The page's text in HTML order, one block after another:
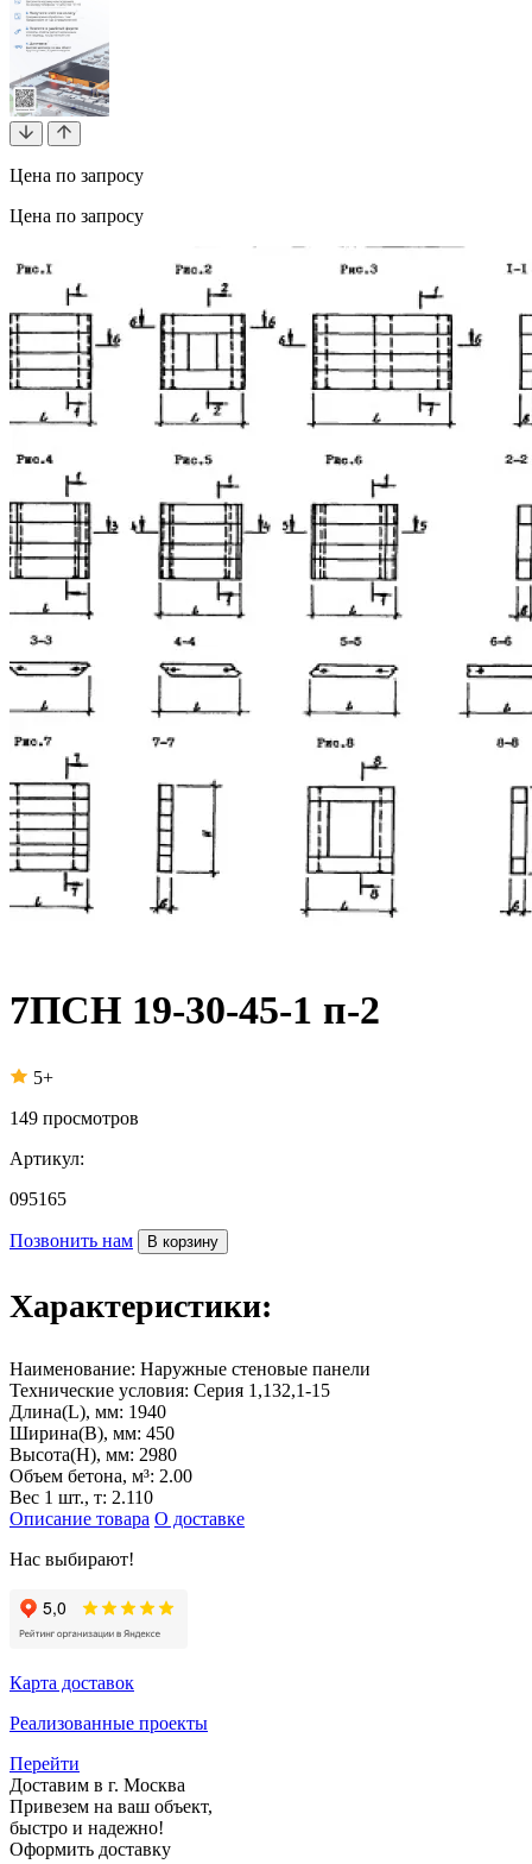
Цена по запросу
Цена по запросу
7ПСН 19-30-45-1 п-2
5+
149 просмотров
Артикул:
095165
Позвонить нам В корзину
Характеристики:
Наименование: Наружные стеновые панели
Технические условия: Серия 1,132,1-15
Длина(L), мм: 1940
Ширина(B), мм: 450
Высота(H), мм: 2980
Объем бетона, м³: 2.00
Вес 1 шт., т: 2.110
Описание товара О доставке
Нас выбирают!
Карта доставок
Реализованные проекты
Перейти
Доставим в г. Москва
Привезем на ваш объект,
быстро и надежно!
Оформить доставку